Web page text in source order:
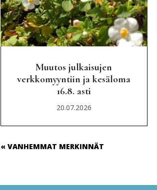
Muutos julkaisujen
verkkomyyntiin ja kesäloma
16.8. asti
20.07.2026
« VANHEMMAT MERKINNÄT